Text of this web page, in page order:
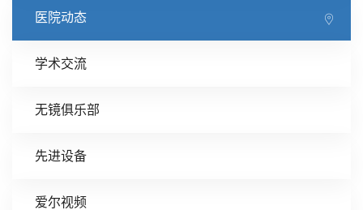
医院动态
学术交流
无镜俱乐部
先进设备
爱尔视频